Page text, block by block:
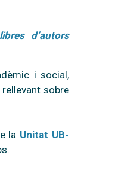
d’autors
i social,
sobre
la Unitat UB-